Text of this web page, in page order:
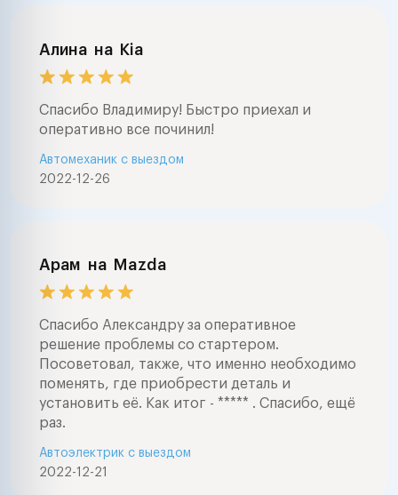
Алина на Kia
Спасибо Владимиру! Быстро приехал и
оперативно все починил!
2022-12-26
Автомеханик с выездом
Арам на Mazda
Спасибо Александру за оперативное
решение проблемы со стартером.
Посоветовал, также, что именно необходимо
поменять, где приобрести деталь и
установить её. Как итог - ***** . Спасибо, ещё
раз.
2022-12-21
Автоэлектрик с выездом